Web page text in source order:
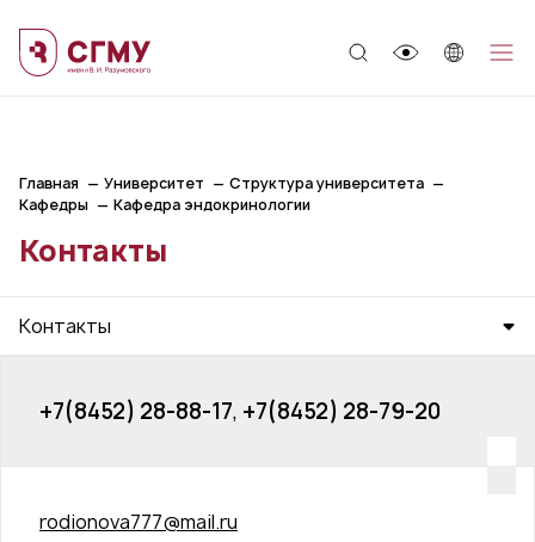
Главная Университет
Структура университета
Кафедры
Кафедра эндокринологии
Контакты
Контакты
+7(8452) 28-88-17, +7(8452) 28-79-20
rodionova777@mail.ru